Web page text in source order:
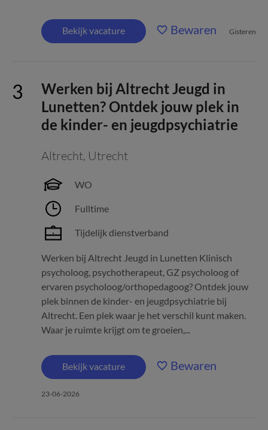
Bekijk vacature Bewaren Gisteren
Werken bij Altrecht Jeugd in
Lunetten? Ontdek jouw plek in
de kinder- en jeugdpsychiatrie
Altrecht, Utrecht
WO
Fulltime
Tijdelijk dienstverband
Werken bij Altrecht Jeugd in Lunetten Klinisch
psycholoog, psychotherapeut, GZ psycholoog of
ervaren psycholoog/orthopedagoog? Ontdek jouw
plek binnen de kinder- en jeugdpsychiatrie bij
Altrecht. Een plek waar je het verschil kunt maken.
Waar je ruimte krijgt om te groeien,...
Bekijk vacature Bewaren
23-06-2026